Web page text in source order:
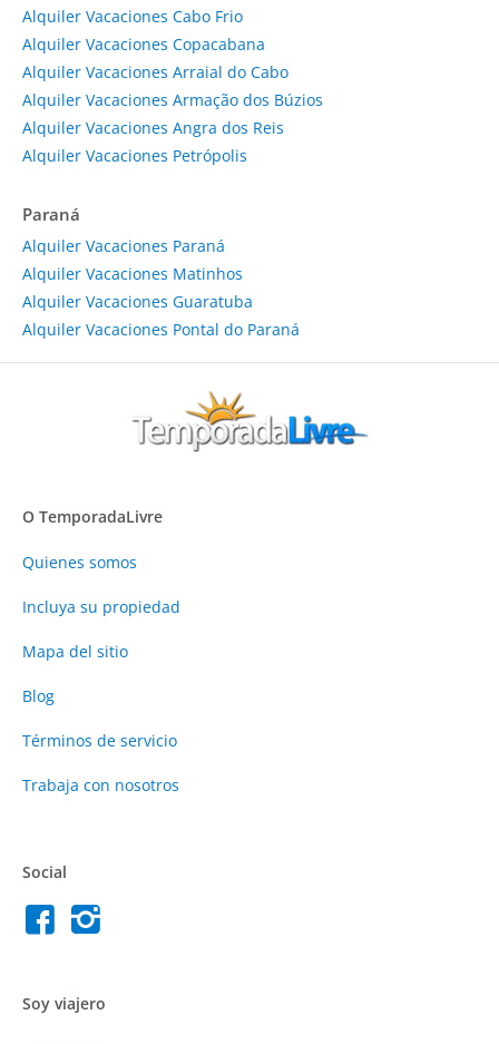
Alquiler Vacaciones Cabo Frio
Alquiler Vacaciones Copacabana
Alquiler Vacaciones Arraial do Cabo
Alquiler Vacaciones Armação dos Búzios
Alquiler Vacaciones Angra dos Reis
Alquiler Vacaciones Petrópolis
Paraná
Alquiler Vacaciones Paraná
Alquiler Vacaciones Matinhos
Alquiler Vacaciones Guaratuba
Alquiler Vacaciones Pontal do Paraná
O TemporadaLivre
Quienes somos
Incluya su propiedad
Mapa del sitio
Blog
Términos de servicio
Trabaja con nosotros
Social
Soy viajero